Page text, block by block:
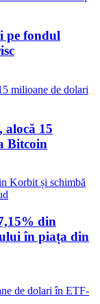
pe fondul
alocă 15
Bitcoin
din
în piața din